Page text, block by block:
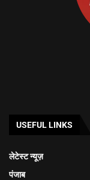
USEFUL LINKS
लेटेस्ट न्यूज़
पंजाब